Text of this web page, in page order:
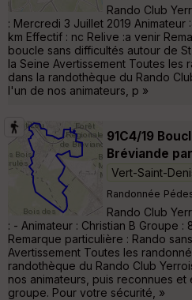
Rando Club
: Mercredi 3 Juillet 2019 Animateur
km Effectif : nc Relive :a venir
boucle sans difficultés autour de
la Seine Avertissement Toutes les
dans la randothèque du Rando
l'un de nos animateurs, p »
91C4/19
Bréviande
Vert-Saint-
Randonnée
Rando Club
: - Animateur : Christian B Groupe :
Remarque particulière : Rando
Avertissement Toutes les
randothèque du Rando Club
nos animateurs, puis reconnues
groupe. Pour votre sécurité, »